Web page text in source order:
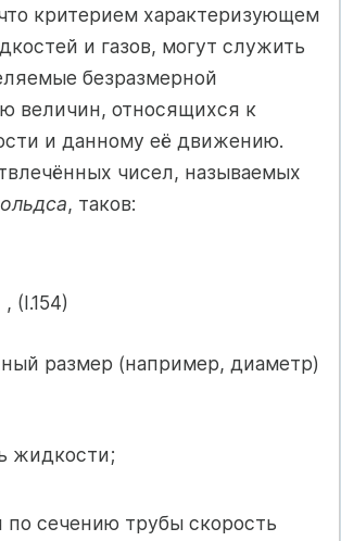
критерием характеризующем
и газов, могут служить
безразмерной
величин, относящихся к
и данному её движению.
чисел, называемых
, таков:
, (I.154)
размер (например, диаметр)
жидкости;
по сечению трубы скорость